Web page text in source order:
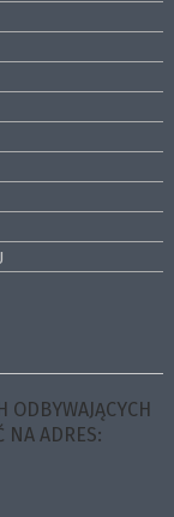
ODBYWAJĄCYCH
NA ADRES: